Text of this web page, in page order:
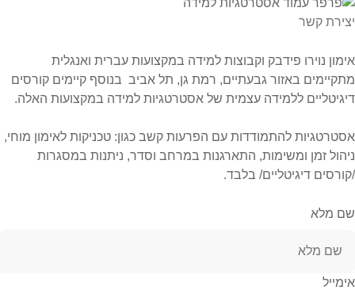
יצירת קשר
אימון נוירו פידבק וקבוצות למידה במקצועות עברית ואנגלית
מתקיימים באזור גבעתיים, רמת גן, תל אביב בנוסף קיימים קורסים
דיגיטליים ללמידה עצמית של אסטרטגיות למידה במקצועות האלה.
אסטרטגיות להתמודדות עם הפרעות קשב כגון: טכניקות לאימון מוחי,
ניהול זמן ומשימות, התארגנות במרחב וסדר, ניתנות במסגרות
/קורסים דיגיטליים/ בלבד.
שם מלא
אימייל